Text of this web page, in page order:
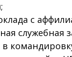
с
служебная